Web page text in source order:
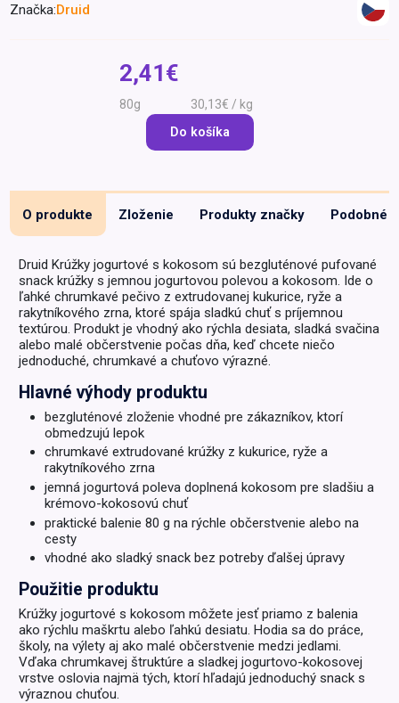
Drogéria a kozmetika
Domácnosť a kancelária
Značka:Druid
2,41€
80g 30,13€ / kg
Do košíka
O produkte Zloženie Produkty značky Podobné
Druid Krúžky jogurtové s kokosom sú bezgluténové pufované
snack krúžky s jemnou jogurtovou polevou a kokosom. Ide o
ľahké chrumkavé pečivo z extrudovanej kukurice, ryže a
rakytníkového zrna, ktoré spája sladkú chuť s príjemnou
textúrou. Produkt je vhodný ako rýchla desiata, sladká svačina
alebo malé občerstvenie počas dňa, keď chcete niečo
jednoduché, chrumkavé a chuťovo výrazné.
Hlavné výhody produktu
bezgluténové zloženie vhodné pre zákazníkov, ktorí
obmedzujú lepok
chrumkavé extrudované krúžky z kukurice, ryže a
rakytníkového zrna
jemná jogurtová poleva doplnená kokosom pre sladšiu a
krémovo-kokosovú chuť
praktické balenie 80 g na rýchle občerstvenie alebo na
cesty
vhodné ako sladký snack bez potreby ďalšej úpravy
Použitie produktu
Krúžky jogurtové s kokosom môžete jesť priamo z balenia
ako rýchlu maškrtu alebo ľahkú desiatu. Hodia sa do práce,
školy, na výlety aj ako malé občerstvenie medzi jedlami.
Vďaka chrumkavej štruktúre a sladkej jogurtovo-kokosovej
vrstve oslovia najmä tých, ktorí hľadajú jednoduchý snack s
výraznou chuťou.